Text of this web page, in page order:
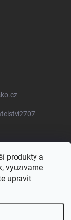
produkty a
využíváme
upravit